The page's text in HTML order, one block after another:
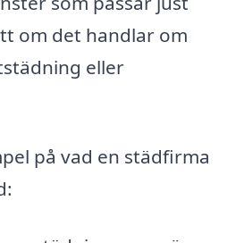
om det handlar om
eller
på vad en städfirma